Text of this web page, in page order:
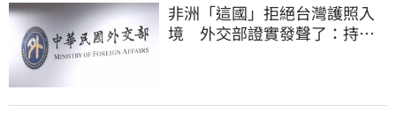
非洲「這國」拒絕台灣護照入
境 外交部證實發聲了：持續